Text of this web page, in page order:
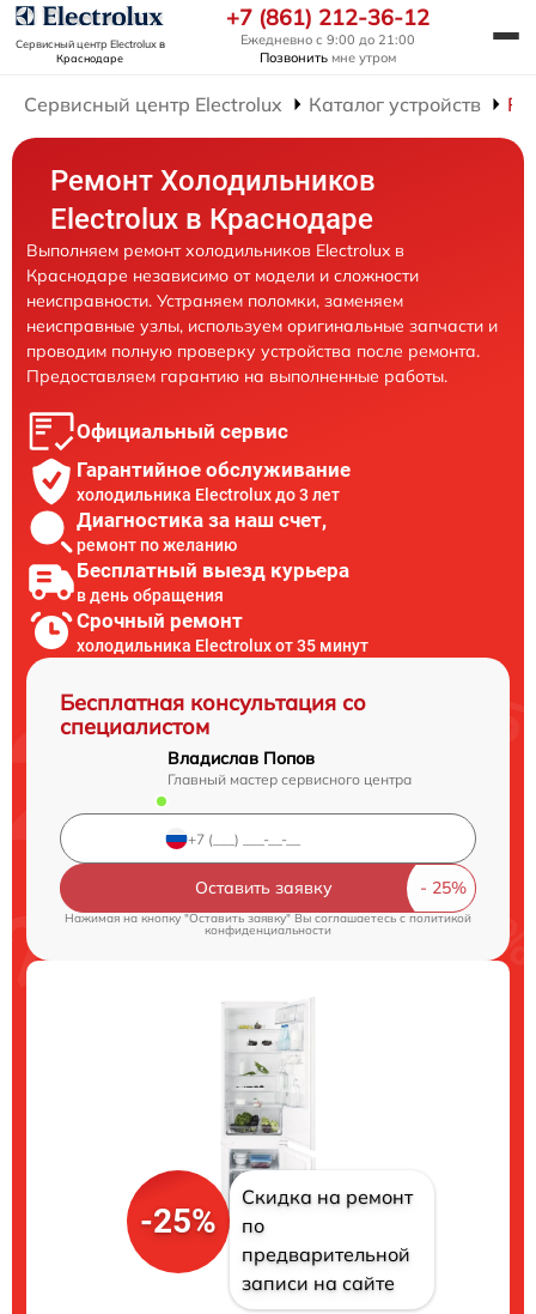
Сервисный центр Electroluxв
Краснодаре
+7 (861) 212-36-12
Ежедневно с 9:00 до 21:00
Позвонить мне утром
Сервисный центр Electrolux Каталог устройств
Ремонт Холодильников
Electrolux в Краснодаре
Выполняем ремонт холодильников Electrolux в
Краснодаре независимо от модели и сложности
неисправности. Устраняем поломки, заменяем
неисправные узлы, используем оригинальные запчасти и
проводим полную проверку устройства после ремонта.
Предоставляем гарантию на выполненные работы.
Официальный сервис
Гарантийное обслуживание
холодильника Electrolux до 3 лет
Диагностика за наш счет,
ремонт по желанию
Бесплатный выезд курьера
в день обращения
Срочный ремонт
холодильника Electrolux от 35 минут
Бесплатная консультация со
специалистом
Владислав Попов
Главный мастер сервисного центра
Оставить заявку
Нажимая на кнопку "Оставить заявку" Вы соглашаетесь cполитикой
конфиденциальности
-25%
Скидка на ремонт
по
предварительной
записи на сайте